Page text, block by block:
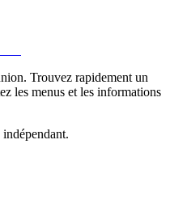
Trouvez rapidement un
les menus et les informations
indépendant.